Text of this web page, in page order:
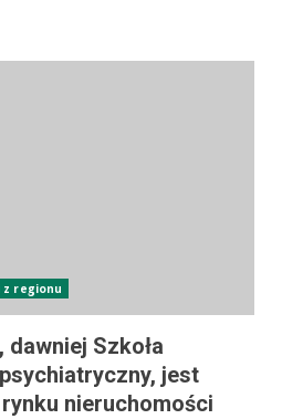
z regionu
dawniej Szkoła
jest
nieruchomości